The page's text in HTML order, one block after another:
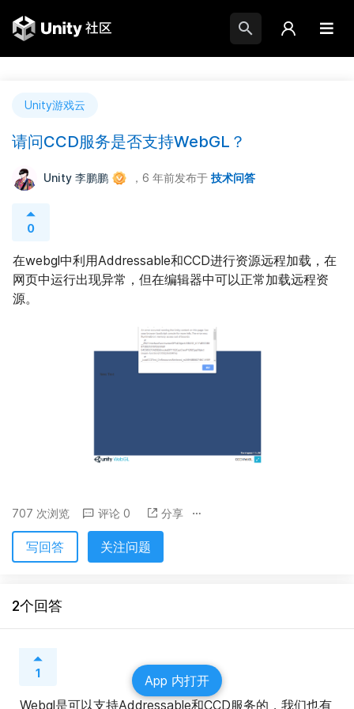
Unity游戏云
请问CCD服务是否支持WebGL？
Unity 李鹏鹏 ，6 年前发布于 技术问答
0
在webgl中利用Addressable和CCD进行资源远程加载，在
网页中运行出现异常，但在编辑器中可以正常加载远程资
源。
707 次浏览 评论 0 分享
写回答 关注问题
2个回答
1
Webgl是可以支持Addressable和CCD服务的，我们也有
App 内打开